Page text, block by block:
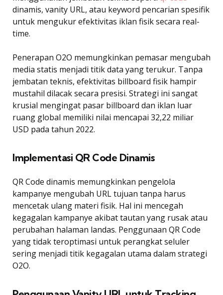
dinamis, vanity URL, atau keyword pencarian spesifik
untuk mengukur efektivitas iklan fisik secara real-
time.
Penerapan O2O memungkinkan pemasar mengubah
media statis menjadi titik data yang terukur. Tanpa
jembatan teknis, efektivitas billboard fisik hampir
mustahil dilacak secara presisi. Strategi ini sangat
krusial mengingat pasar billboard dan iklan luar
ruang global memiliki nilai mencapai 32,22 miliar
USD pada tahun 2022.
Implementasi QR Code Dinamis
QR Code dinamis memungkinkan pengelola
kampanye mengubah URL tujuan tanpa harus
mencetak ulang materi fisik. Hal ini mencegah
kegagalan kampanye akibat tautan yang rusak atau
perubahan halaman landas. Penggunaan QR Code
yang tidak teroptimasi untuk perangkat seluler
sering menjadi titik kegagalan utama dalam strategi
O2O.